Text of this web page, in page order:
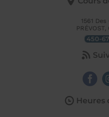
1561
PRÉVOST,
450-
Heures